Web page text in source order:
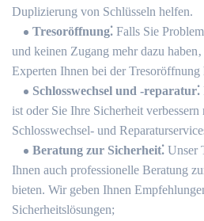
Duplizierung von Schlüsseln helfen.​
Tresoröffnung⁚ Falls Sie
und keinen Zugang mehr dazu
Experten Ihnen bei der Tresoröffnung
Schlosswechsel und -reparatur⁚
ist oder Sie Ihre Sicherheit
Schlosswechsel- und
Beratung zur Sicherheit⁚ Unser
Ihnen auch professionelle Beratung
bieten.​ Wir geben Ihnen
Sicherheitslösungen;